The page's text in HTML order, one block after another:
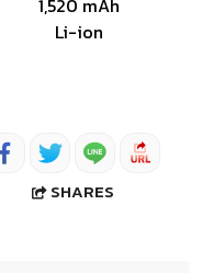
1,520 mAh
Li-ion
SHARES